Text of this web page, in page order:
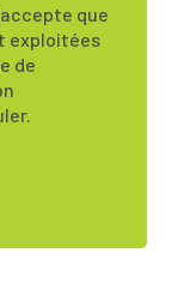
que
exploitées
de